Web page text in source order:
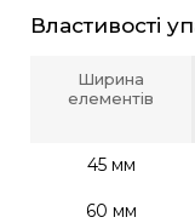
Властивості
Ширина
елементів
45 мм
60 мм